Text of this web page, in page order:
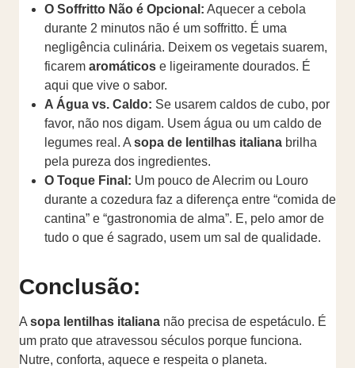
O Soffritto Não é Opcional: Aquecer a cebola
durante 2 minutos não é um soffritto. É uma
negligência culinária. Deixem os vegetais suarem,
ficarem aromáticos e ligeiramente dourados. É
aqui que vive o sabor.
A Água vs. Caldo: Se usarem caldos de cubo, por
favor, não nos digam. Usem água ou um caldo de
legumes real. A sopa de lentilhas italiana brilha
pela pureza dos ingredientes.
O Toque Final: Um pouco de Alecrim ou Louro
durante a cozedura faz a diferença entre “comida de
cantina” e “gastronomia de alma”. E, pelo amor de
tudo o que é sagrado, usem um sal de qualidade.
Conclusão:
A sopa lentilhas italiana não precisa de espetáculo. É
um prato que atravessou séculos porque funciona.
Nutre, conforta, aquece e respeita o planeta.